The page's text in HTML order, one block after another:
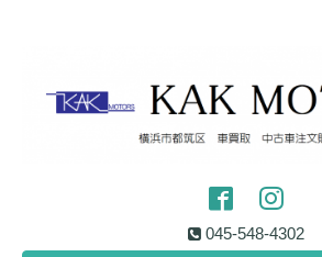
045-548-4302